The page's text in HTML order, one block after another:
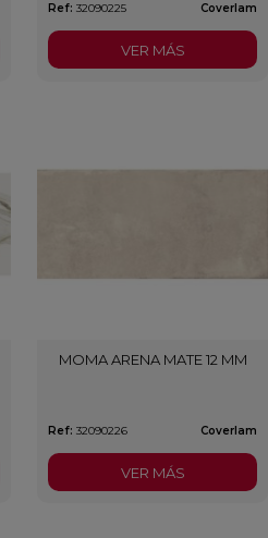
Ref: 32090225 Coverlam
VER MÁS
MOMA ARENA MATE 12 MM
Ref: 32090226 Coverlam
VER MÁS